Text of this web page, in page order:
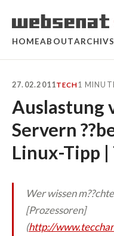
HOMEABOUTARCHIV
27.02.2011TECH1
Auslastung
Servern
Linux-Tipp |
Wer wissen
[Prozessoren]
(http://